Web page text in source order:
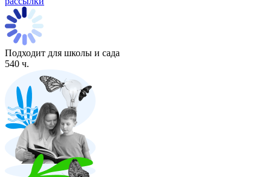
Подходит для школы и сада
540 ч.